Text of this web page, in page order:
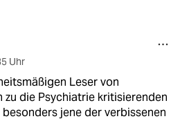
Uhr
Leser von
zu die Psychiatrie kritisierenden
jene der verbissenen